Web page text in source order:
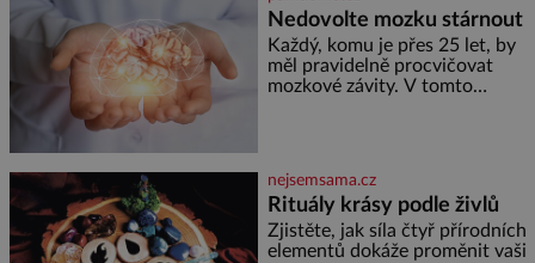
nímž se velmi družně, až d
Nedovolte mozku stárnout
Každý, komu je přes 25 let, by
měl pravidelně procvičovat
mozkové závity. V tomto
marně v paměti lovíte název
knížky, kterou jste nedávno
přečetli. Je to opravdu tak, s
věkem jako kdyby se paměť
nejsemsama.cz
Rituály krásy podle živlů
Zjistěte, jak síla čtyř přírodních
elementů dokáže proměnit vaši